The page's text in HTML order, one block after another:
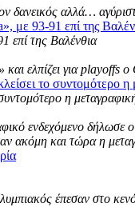
δανεικός αλλά…
με 93-91 επί της
ελπίζει για playoffs
το συντομότερο η
ενδεχόμενο δήλωσε
ακόμη και τώρα η
έπεσαν στο